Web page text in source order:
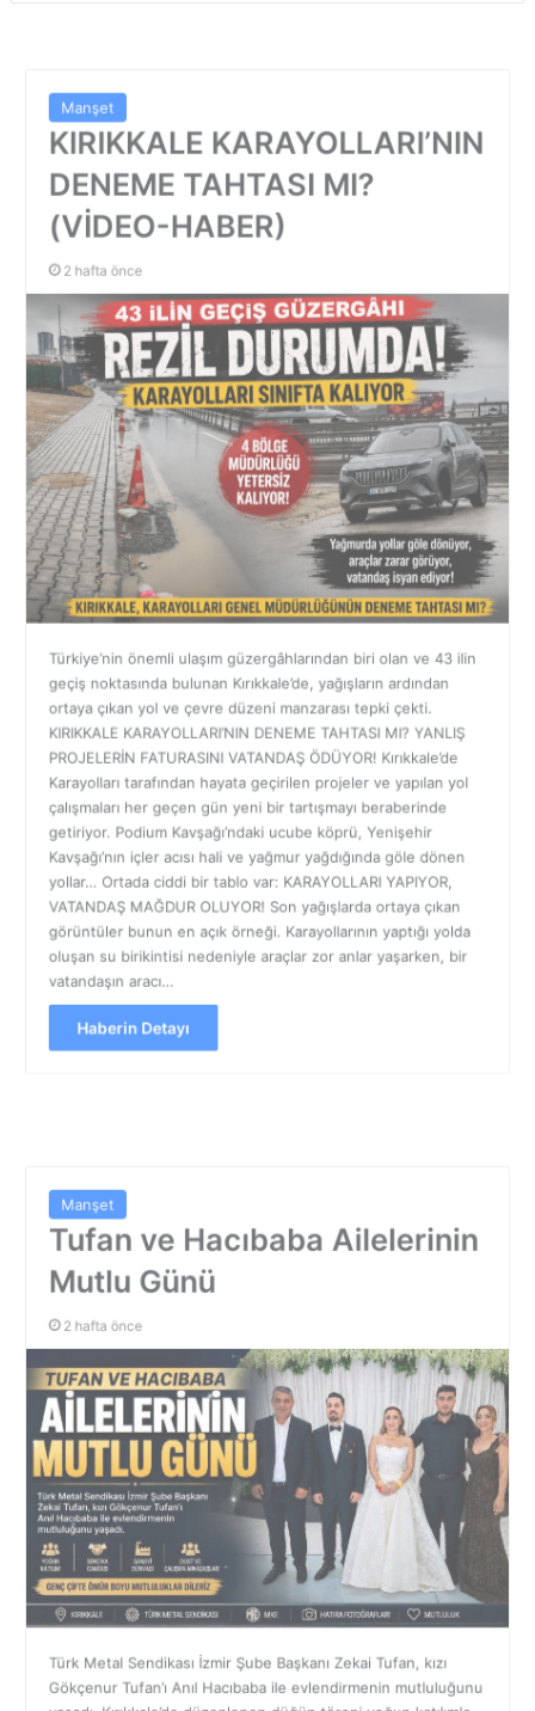
KIRIKKALE KARAYOLLARI’NIN
DENEME TAHTASI MI?
(VİDEO-HABER)
Türkiye’nin önemli ulaşım güzergâhlarından biri olan ve 43 ilin
geçiş noktasında bulunan Kırıkkale’de, yağışların ardından
ortaya çıkan yol ve çevre düzeni manzarası tepki çekti.
KIRIKKALE KARAYOLLARI’NIN DENEME TAHTASI MI? YANLIŞ
PROJELERİN FATURASINI VATANDAŞ ÖDÜYOR! Kırıkkale’de
Karayolları tarafından hayata geçirilen projeler ve yapılan yol
çalışmaları her geçen gün yeni bir tartışmayı beraberinde
getiriyor. Podium Kavşağı’ndaki ucube köprü, Yenişehir
Kavşağı’nın içler acısı hali ve yağmur yağdığında göle dönen
yollar… Ortada ciddi bir tablo var: KARAYOLLARI YAPIYOR,
VATANDAŞ MAĞDUR OLUYOR! Son yağışlarda ortaya çıkan
görüntüler bunun en açık örneği. Karayollarının yaptığı yolda
oluşan su birikintisi nedeniyle araçlar zor anlar yaşarken, bir
vatandaşın aracı…
Haberin Detayı
Tufan ve Hacıbaba Ailelerinin
Mutlu Günü
Türk Metal Sendikası İzmir Şube Başkanı Zekai Tufan, kızı
Gökçenur Tufan’ı Anıl Hacıbaba ile evlendirmenin mutluluğunu